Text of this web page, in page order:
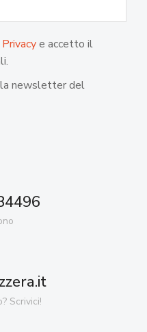
e accetto il
newsletter del
Scrivici!